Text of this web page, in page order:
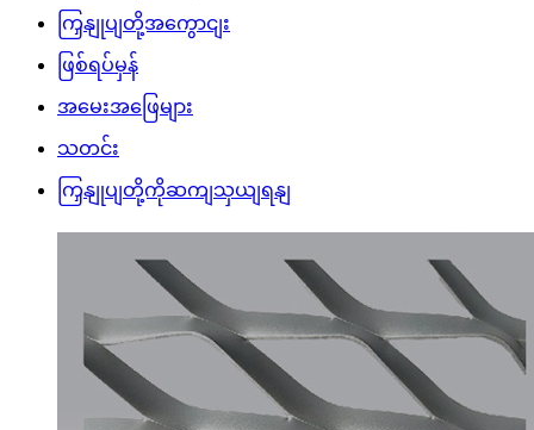
ကြှနျုပျတို့အကွောငျး
ဖြစ်ရပ်မှန်
အမေးအဖြေများ
သတင်း
ကြှနျုပျတို့ကိုဆကျသှယျရနျ